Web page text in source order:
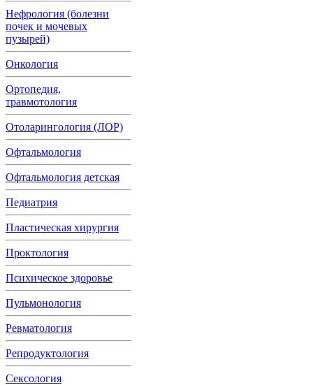
Нефрология (болезни
почек и мочевых
пузырей)
Онкология
Ортопедия,
травмотология
Отоларингология (ЛОР)
Офтальмология
Офтальмология детская
Педиатрия
Пластическая хирургия
Проктология
Психическое здоровье
Пульмонология
Ревматология
Репродуктология
Сексология